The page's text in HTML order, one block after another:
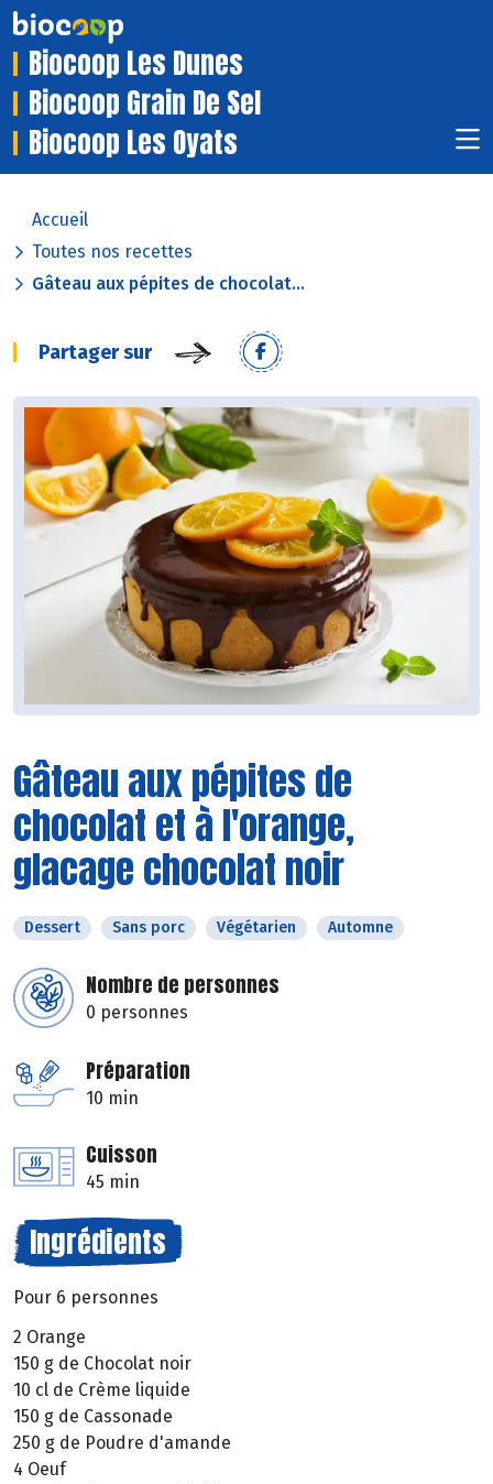
Biocoop Les Dunes
Biocoop Grain De Sel
Biocoop Les Oyats
Accueil
Toutes nos recettes
Gâteau aux pépites de chocolat...
Partager sur
Gâteau aux pépites de
chocolat et à l'orange,
glacage chocolat noir
Dessert Sans porc Végétarien Automne
Nombre de personnes
0 personnes
Préparation
10 min
Cuisson
45 min
Ingrédients
Pour 6 personnes
2 Orange
150 g de Chocolat noir
10 cl de Crème liquide
150 g de Cassonade
250 g de Poudre d'amande
4 Oeuf